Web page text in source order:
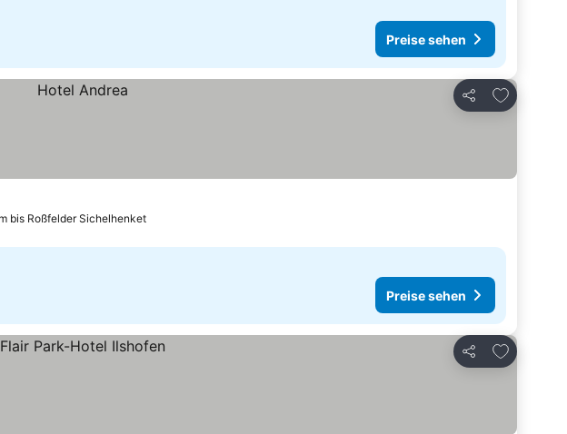
Preise sehen
Teilen
Zu
bis Roßfelder Sichelhenket
Preise sehen
Teilen
Zu